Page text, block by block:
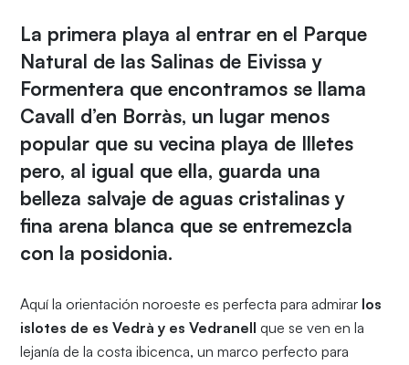
La primera playa al entrar en el Parque
Natural de las Salinas de Eivissa y
Formentera que encontramos se llama
Cavall d’en Borràs, un lugar menos
popular que su vecina playa de Illetes
pero, al igual que ella, guarda una
belleza salvaje de aguas cristalinas y
fina arena blanca que se entremezcla
con la posidonia.
Aquí la orientación noroeste es perfecta para admirar los
islotes de es Vedrà y es Vedranell que se ven en la
lejanía de la costa ibicenca, un marco perfecto para